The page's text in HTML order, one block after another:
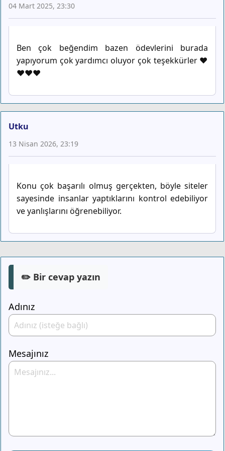
04 Mart 2025, 23:30
Ben çok beğendim bazen ödevlerini burada
yapıyorum çok yardımcı oluyor çok teşekkürler ❤️
❤️❤️❤️
Utku
13 Nisan 2026, 23:19
Konu çok başarılı olmuş gerçekten, böyle siteler
sayesinde insanlar yaptıklarını kontrol edebiliyor
ve yanlışlarını öğrenebiliyor.
✏️ Bir cevap yazın
Adınız
Mesajınız